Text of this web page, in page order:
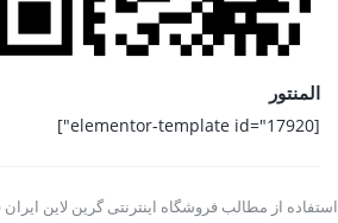
المنتور
[elementor-template id="17920"]
استفاده از مطالب فروشگاه اینترنتی گرین لاین